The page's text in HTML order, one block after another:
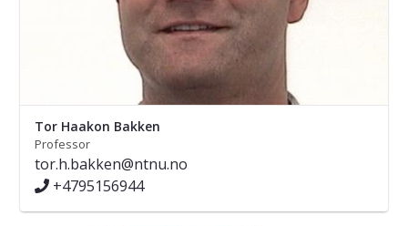
Tor Haakon Bakken
Professor
tor.h.bakken@ntnu.no
+4795156944